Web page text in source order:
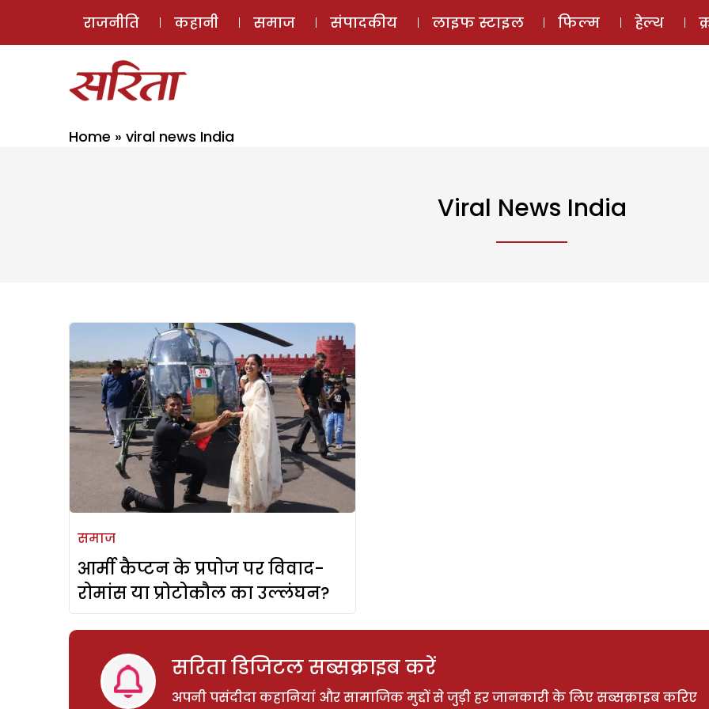
ई-मैगज़ीन
राजनीति कहानी समाज संपादकीय लाइफ स्टाइल फिल्म हेल्थ
Home » viral news India
Viral News India
समाज
आर्मी कैप्टन के प्रपोज पर विवाद-
रोमांस या प्रोटोकौल का उल्लंघन?
सरिता डिजिटल सब्सक्राइब करें
अपनी पसंदीदा कहानियां और सामाजिक मुद्दों से जुड़ी हर जानकारी के लिए सब्सक्राइब करिए